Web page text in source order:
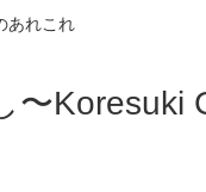
あれこれ
〜Koresuki